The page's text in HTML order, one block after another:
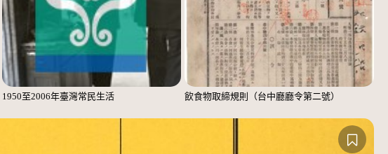
1950至2006年臺灣常民生活 飲食物取締規則（台中廳廳令第二號）